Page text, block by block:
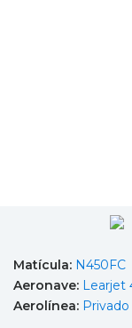
Matícula: N450FC
Aeronave: Learjet
Aerolínea: Privado